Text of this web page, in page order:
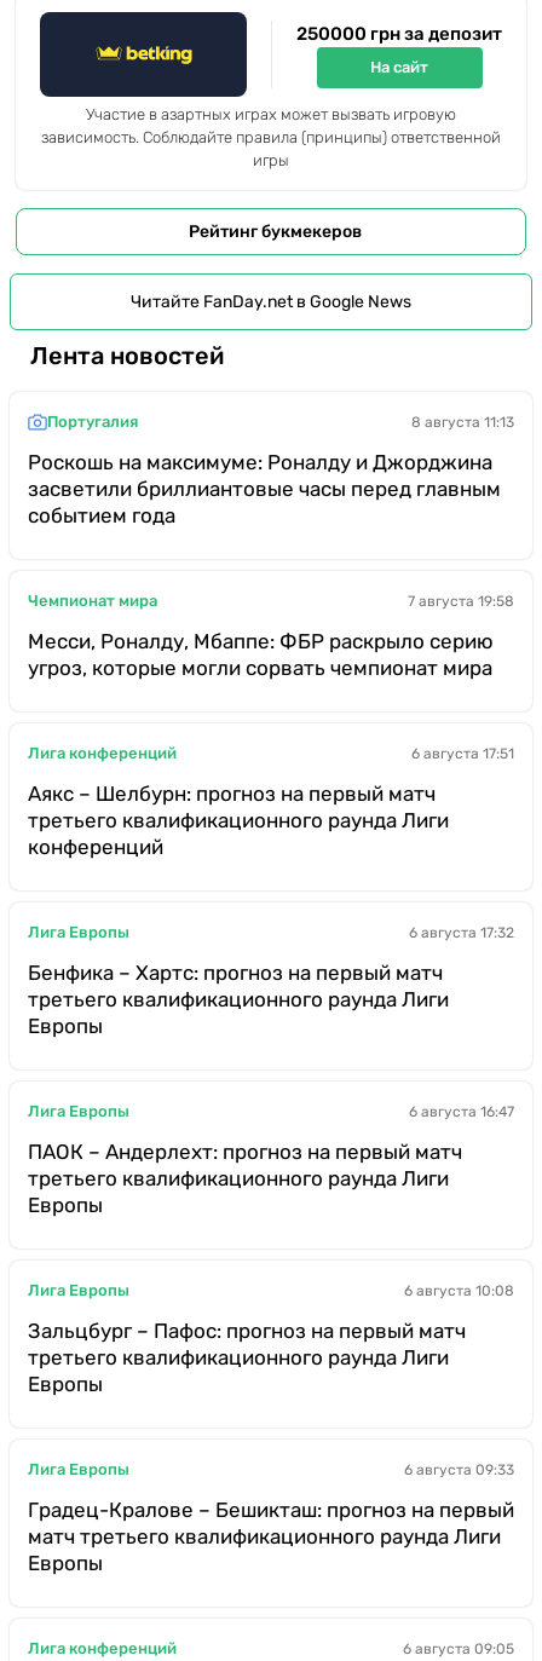
250000 грн за депозит
На сайт
Участие в азартных играх может вызвать игровую
зависимость. Соблюдайте правила (принципы) ответственной
игры
Рейтинг букмекеров
Читайте FanDay.net в Google News
Лента новостей
Португалия 8 августа 11:13
Роскошь на максимуме: Роналду и Джорджина
засветили бриллиантовые часы перед главным
событием года
Чемпионат мира 7 августа 19:58
Месси, Роналду, Мбаппе: ФБР раскрыло серию
угроз, которые могли сорвать чемпионат мира
Лига конференций 6 августа 17:51
Аякс – Шелбурн: прогноз на первый матч
третьего квалификационного раунда Лиги
конференций
Лига Европы 6 августа 17:32
Бенфика – Хартс: прогноз на первый матч
третьего квалификационного раунда Лиги
Европы
Лига Европы 6 августа 16:47
ПАОК – Андерлехт: прогноз на первый матч
третьего квалификационного раунда Лиги
Европы
Лига Европы 6 августа 10:08
Зальцбург – Пафос: прогноз на первый матч
третьего квалификационного раунда Лиги
Европы
Лига Европы 6 августа 09:33
Градец-Кралове – Бешикташ: прогноз на первый
матч третьего квалификационного раунда Лиги
Европы
Лига конференций 6 августа 09:05